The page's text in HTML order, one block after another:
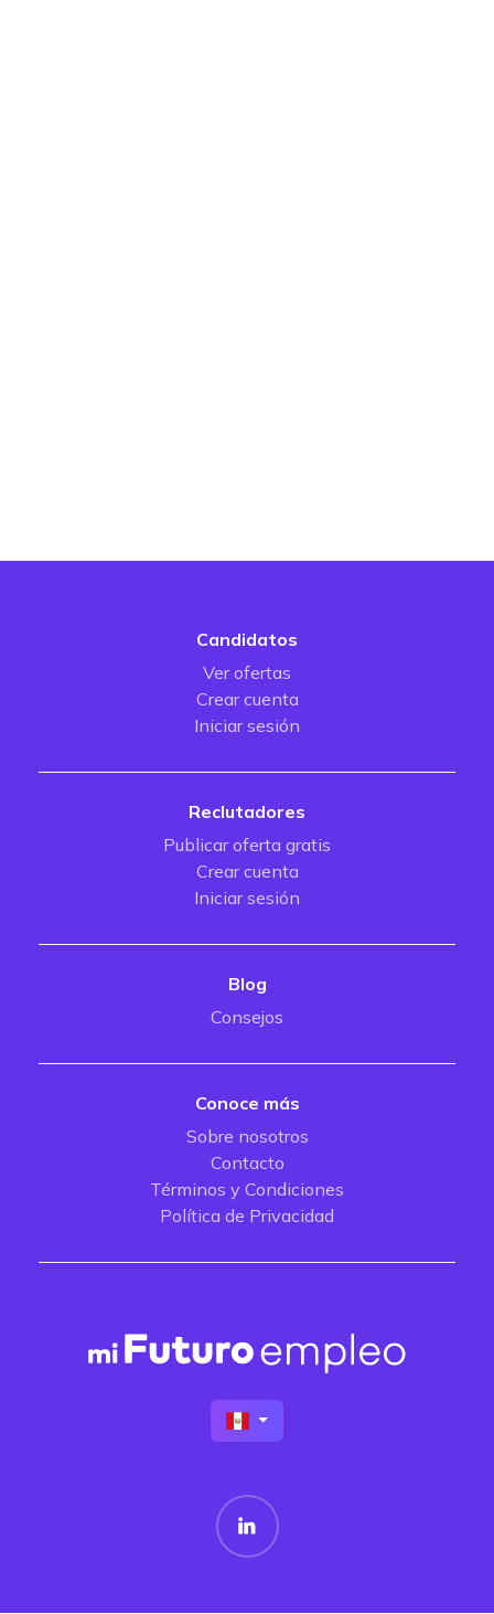
Candidatos
Ver ofertas
Crear cuenta
Iniciar sesión
Reclutadores
Publicar oferta gratis
Crear cuenta
Iniciar sesión
Blog
Consejos
Conoce más
Sobre nosotros
Contacto
Términos y Condiciones
Política de Privacidad